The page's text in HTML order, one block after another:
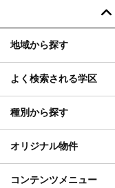
地域から探す
よく検索される学区
種別から探す
オリジナル物件
コンテンツメニュー